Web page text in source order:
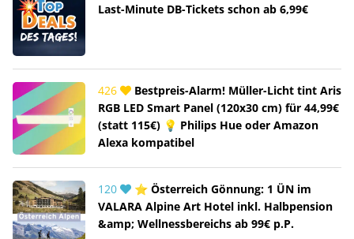
Last-Minute DB-Tickets schon ab 6,99€
426
Bestpreis-Alarm! Müller-Licht tint Aris
RGB LED Smart Panel (120x30 cm) für 44,99€
(statt 115€) 💡 Philips Hue oder Amazon
Alexa kompatibel
120
⭐ Österreich Gönnung: 1 ÜN im
VALARA Alpine Art Hotel inkl. Halbpension
&amp; Wellnessbereichs ab 99€ p.P.